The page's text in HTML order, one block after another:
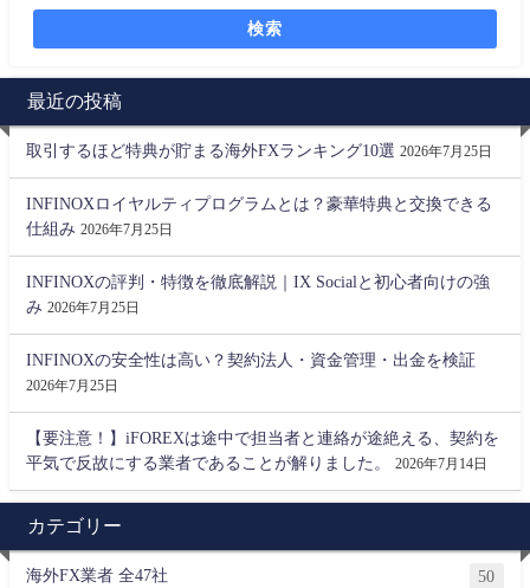
検索
最近の投稿
取引するほど特典が貯まる海外FXランキング10選 2026年7月25日
INFINOXロイヤルティプログラムとは？豪華特典と交換できる
仕組み 2026年7月25日
INFINOXの評判・特徴を徹底解説｜IX Socialと初心者向けの強
み 2026年7月25日
INFINOXの安全性は高い？契約法人・資金管理・出金を検証
2026年7月25日
【要注意！】iFOREXは途中で担当者と連絡が途絶える、契約を
平気で反故にする業者であることが解りました。
2026年7月14日
カテゴリー
海外FX業者 全47社 50